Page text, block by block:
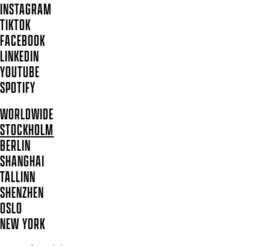
INSTAGRAM
TIKTOK
FACEBOOK
LINKEDIN
YOUTUBE
SPOTIFY
WORLDWIDE
STOCKHOLM
BERLIN
SHANGHAI
TALLINN
SHENZHEN
OSLO
NEW YORK